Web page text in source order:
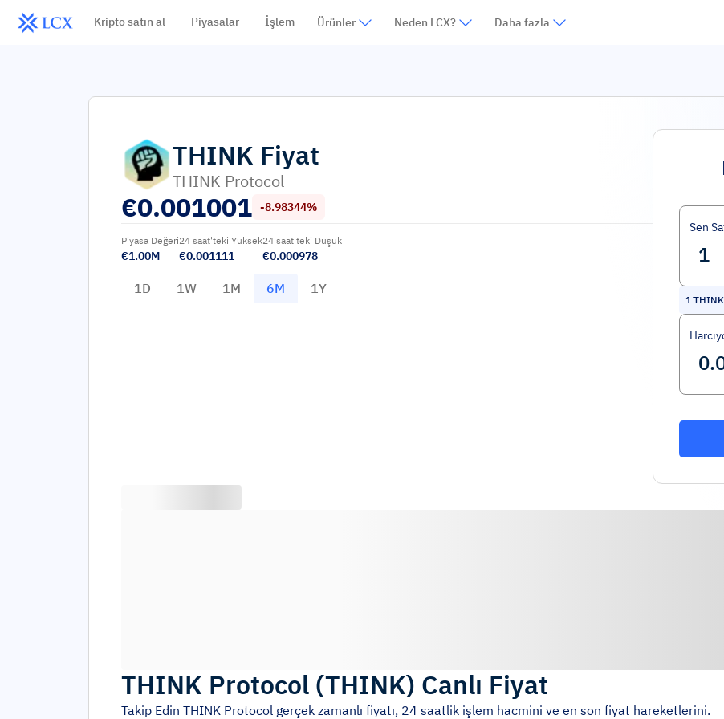
Kripto satın al Piyasalar İşlem Ürünler Neden LCX? Daha fazla
THINK Fiyat
THINK Protocol
€0.001001 -8.98344%
Piyasa Değeri
€1.00M
24 saat'teki Yüksek
€0.001111
24 saat'teki Düşük
€0.000978
1D 1W 1M 6M 1Y
Sen
1
THINK Protocol (THINK) Canlı Fiyat
Takip Edin THINK Protocol gerçek zamanlı fiyatı, 24 saatlik işlem hacmini ve en son fiyat hareketlerini.